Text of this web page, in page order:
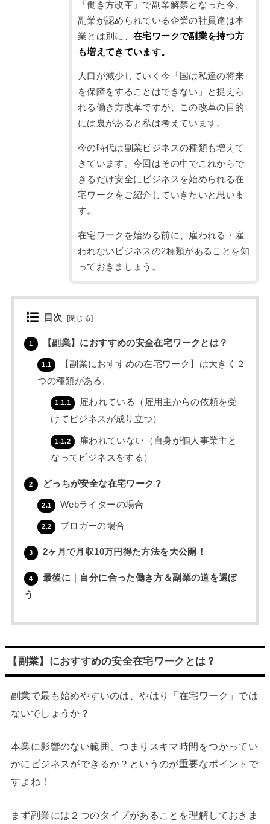
「働き方改革」で副業解禁となった今、
副業が認められている企業の社員達は本
業とは別に、在宅ワークで副業を持つ方
も増えてきています。
人口が減少していく今「国は私達の将来
を保障をすることはできない」と捉えら
れる働き方改革ですが、この改革の目的
には裏があると私は考えています。
今の時代は副業ビジネスの種類も増えて
きています。今回はその中でこれからで
きるだけ安全にビジネスを始められる在
宅ワークをご紹介していきたいと思いま
す。
在宅ワークを始める前に、雇われる・雇
われないビジネスの2種類があることを知
っておきましょう。
目次 [閉じる]
1 【副業】におすすめの安全在宅ワークとは？
1.1
【副業におすすめの在宅ワーク】は大きく２
つの種類がある。
1.1.1
雇われている（雇用主からの依頼を受
けてビジネスが成り立つ）
1.1.2
雇われていない（自身が個人事業主と
なってビジネスをする）
2 どっちが安全な在宅ワーク？
2.1 Webライターの場合
2.2 ブロガーの場合
3 2ヶ月で月収10万円得た方法を大公開！
4
最後に｜自分に合った働き方＆副業の道を選ぼ
う
【副業】におすすめの安全在宅ワークとは？
副業で最も始めやすいのは、やはり「在宅ワーク」では
ないでしょうか？
本業に影響のない範囲、つまりスキマ時間をつかってい
かにビジネスができるか？というのが重要なポイントで
すよね！
まず副業には２つのタイプがあることを理解しておきま